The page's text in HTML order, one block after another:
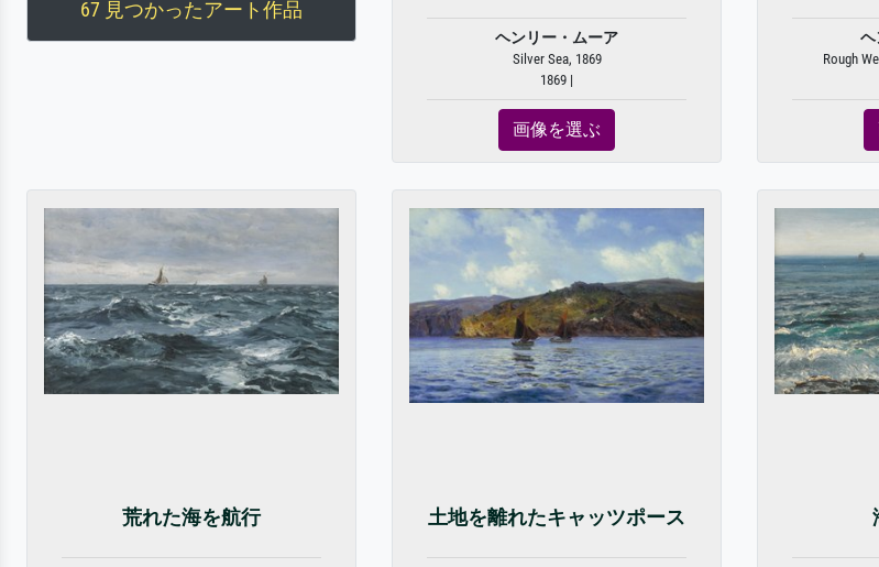
67 見つかったアート作品
ヘンリー・ムーア
Silver Sea, 1869
1869 |
画像を選ぶ
ヘ
Rough
荒れた海を航行 土地を離れたキャッツポース